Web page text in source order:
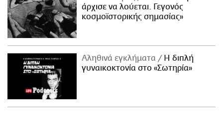
άρχισε να λούεται. Γεγονός
κοσμοϊστορικής σημασίας»
Αληθινά εγκλήματα
Η διπλή
γυναικοκτονία στο «Σωτηρία»